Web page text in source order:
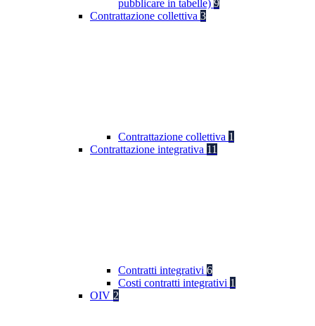
pubblicare in tabelle) 9
Contrattazione collettiva 3
Contrattazione collettiva 1
Contrattazione integrativa 11
Contratti integrativi 6
Costi contratti integrativi 1
OIV 2